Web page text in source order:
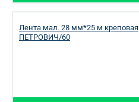
Лента мал. 28 мм*25 м креповая
ПЕТРОВИЧ/60